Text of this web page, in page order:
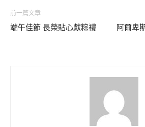
前一篇文章
端午佳節 長榮貼心獻粽禮
阿爾卑